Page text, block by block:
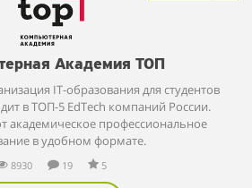
Академия ТОП
IT-образования для студентов
в ТОП-5 EdTech компаний России.
академическое профессиональное
в удобном формате.
8930 19 5